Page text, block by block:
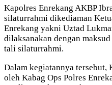
Kapolres Enrekang AKBP
silaturrahmi dikediaman
Enrekang yakni Uztad
dilaksanakan dengan
tali silaturrahmi.
Dalam kegiatannya
oleh Kabag Ops Polres